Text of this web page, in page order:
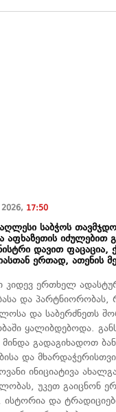
17:50
საბჭოს
აფხაზეთის
დავით
ერთად, ათენის
კიდევ ერთხელ
და
და საბერძნეთს
ყალიბდებოდა.
გადაგიხადოთ
და
ინიციატივა
უკეთ გაიცნონ
და